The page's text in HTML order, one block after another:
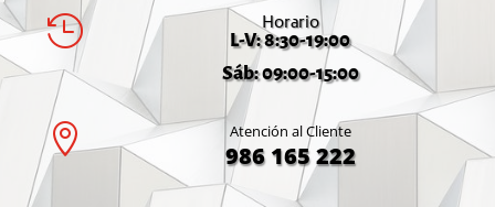
 Horario
L-V: 8:30-19:00
Sáb: 09:00-15:00
 Atención al Cliente
986 165 222